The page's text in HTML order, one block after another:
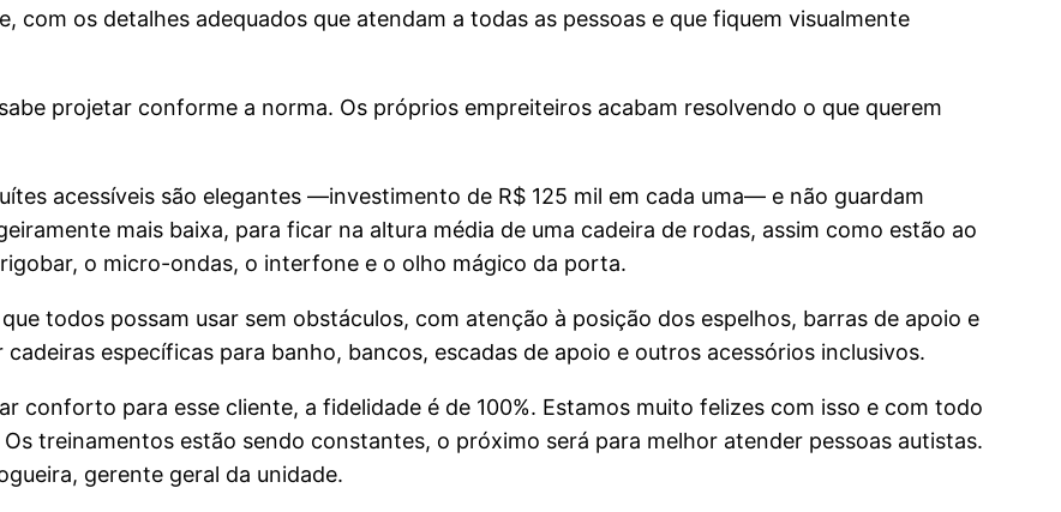
com os detalhes adequados que atendam a todas as pessoas e que fiquem visualmente
projetar conforme a norma. Os próprios empreiteiros acabam resolvendo o que querem
acessíveis são elegantes —investimento de R$ 125 mil em cada uma— e não guardam
mais baixa, para ficar na altura média de uma cadeira de rodas, assim como estão ao
o micro-ondas, o interfone e o olho mágico da porta.
todos possam usar sem obstáculos, com atenção à posição dos espelhos, barras de apoio e
específicas para banho, bancos, escadas de apoio e outros acessórios inclusivos.
conforto para esse cliente, a fidelidade é de 100%. Estamos muito felizes com isso e com todo
treinamentos estão sendo constantes, o próximo será para melhor atender pessoas autistas.
gerente geral da unidade.